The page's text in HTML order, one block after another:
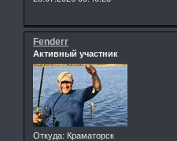
Fenderr
Активный участник
Откуда: Краматорск